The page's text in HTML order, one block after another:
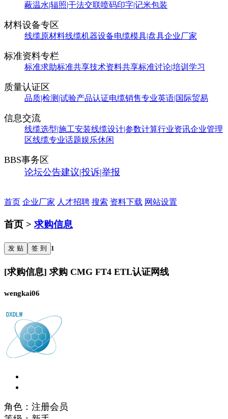
蔽温水|辐照|干法交联喷码印字|记米包装
材料设备专区
线缆原材料线缆机器设备电缆模具|盘具企业厂家
标准资料专栏
标准求助标准共享技术资料共享标准讨论|培训学习
质量认证区
品质|检测|试验产品认证电缆销售专业英语|国际贸易
信息交流
线缆选型|施工安装线缆设计|参数计算行业资讯企业管理
区线缆专业话题娱乐休闲
BBS事务区
论坛公告建议|投诉|举报
首页 企业厂家 人才招聘 搜索 资料下载 网站设置
首页 > 求购信息
发 贴 签 到 1
[求购信息] 求购 CMG FT4 ETL认证网线
wengkai06
角色：注册会员